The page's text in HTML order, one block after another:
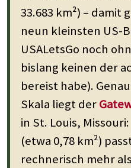
33.683 km²) – damit
neun kleinsten US-
USALetsGo noch
bislang keinen der
bereist habe).
Skala liegt der
in St. Louis,
(etwa 0,78 km²)
rechnerisch mehr